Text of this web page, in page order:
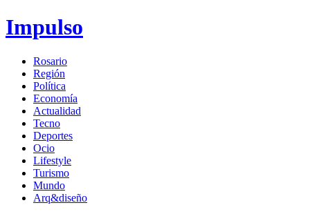
Impulso
Rosario
Región
Política
Economía
Actualidad
Tecno
Deportes
Ocio
Lifestyle
Turismo
Mundo
Arq&diseño